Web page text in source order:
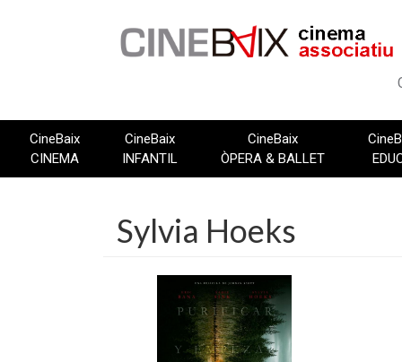
CineBaix
CINEMA
CineBaix
INFANTIL
CineBaix
ÒPERA & BALLET
Sylvia Hoeks